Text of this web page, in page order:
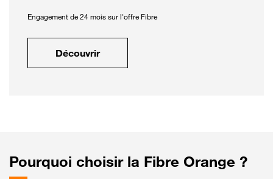
Engagement de 24 mois sur l'offre Fibre
Découvrir
Pourquoi choisir la Fibre Orange ?